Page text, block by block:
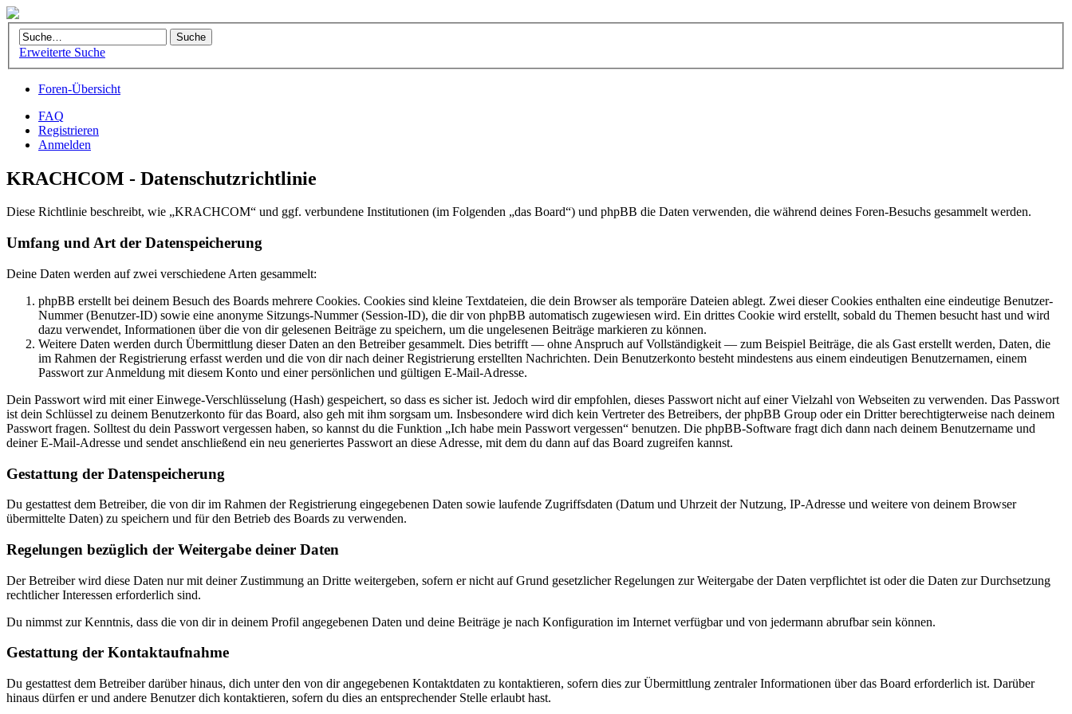
Erweiterte Suche
Foren-Übersicht
FAQ
Registrieren
Anmelden
KRACHCOM - Datenschutzrichtlinie
Diese Richtlinie beschreibt, wie „KRACHCOM“ und ggf. verbundene Institutionen (im Folgenden „das Board“) und phpBB die Daten verwenden, die während deines Foren-Besuchs gesammelt werden.
Umfang und Art der Datenspeicherung
Deine Daten werden auf zwei verschiedene Arten gesammelt:
phpBB erstellt bei deinem Besuch des Boards mehrere Cookies. Cookies sind kleine Textdateien, die dein Browser als temporäre Dateien ablegt. Zwei dieser Cookies enthalten eine eindeutige Benutzer-
Nummer (Benutzer-ID) sowie eine anonyme Sitzungs-Nummer (Session-ID), die dir von phpBB automatisch zugewiesen wird. Ein drittes Cookie wird erstellt, sobald du Themen besucht hast und wird
dazu verwendet, Informationen über die von dir gelesenen Beiträge zu speichern, um die ungelesenen Beiträge markieren zu können.
Weitere Daten werden durch Übermittlung dieser Daten an den Betreiber gesammelt. Dies betrifft — ohne Anspruch auf Vollständigkeit — zum Beispiel Beiträge, die als Gast erstellt werden, Daten, die
im Rahmen der Registrierung erfasst werden und die von dir nach deiner Registrierung erstellten Nachrichten. Dein Benutzerkonto besteht mindestens aus einem eindeutigen Benutzernamen, einem
Passwort zur Anmeldung mit diesem Konto und einer persönlichen und gültigen E-Mail-Adresse.
Dein Passwort wird mit einer Einwege-Verschlüsselung (Hash) gespeichert, so dass es sicher ist. Jedoch wird dir empfohlen, dieses Passwort nicht auf einer Vielzahl von Webseiten zu verwenden. Das Passwort
ist dein Schlüssel zu deinem Benutzerkonto für das Board, also geh mit ihm sorgsam um. Insbesondere wird dich kein Vertreter des Betreibers, der phpBB Group oder ein Dritter berechtigterweise nach deinem
Passwort fragen. Solltest du dein Passwort vergessen haben, so kannst du die Funktion „Ich habe mein Passwort vergessen“ benutzen. Die phpBB-Software fragt dich dann nach deinem Benutzername und
deiner E-Mail-Adresse und sendet anschließend ein neu generiertes Passwort an diese Adresse, mit dem du dann auf das Board zugreifen kannst.
Gestattung der Datenspeicherung
Du gestattest dem Betreiber, die von dir im Rahmen der Registrierung eingegebenen Daten sowie laufende Zugriffsdaten (Datum und Uhrzeit der Nutzung, IP-Adresse und weitere von deinem Browser
übermittelte Daten) zu speichern und für den Betrieb des Boards zu verwenden.
Regelungen bezüglich der Weitergabe deiner Daten
Der Betreiber wird diese Daten nur mit deiner Zustimmung an Dritte weitergeben, sofern er nicht auf Grund gesetzlicher Regelungen zur Weitergabe der Daten verpflichtet ist oder die Daten zur Durchsetzung
rechtlicher Interessen erforderlich sind.
Du nimmst zur Kenntnis, dass die von dir in deinem Profil angegebenen Daten und deine Beiträge je nach Konfiguration im Internet verfügbar und von jedermann abrufbar sein können.
Gestattung der Kontaktaufnahme
Du gestattest dem Betreiber darüber hinaus, dich unter den von dir angegebenen Kontaktdaten zu kontaktieren, sofern dies zur Übermittlung zentraler Informationen über das Board erforderlich ist. Darüber
hinaus dürfen er und andere Benutzer dich kontaktieren, sofern du dies an entsprechender Stelle erlaubt hast.